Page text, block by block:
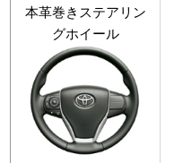
本革巻きステアリン
グホイール